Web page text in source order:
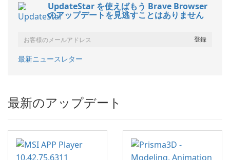
UpdateStar を使えばもう Brave Browser
のアップデートを見逃すことはありません
最新ニュースレター
最新のアップデート